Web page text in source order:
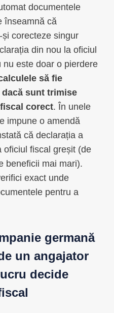
documentele
înseamnă că
corecteze singur
din nou la oficiul
este doar o pierdere
să fie
sunt trimise
corect. În unele
impune o amendă
că declarația a
oficiul fiscal greșit (de
beneficii mai mari).
exact unde
pentru a
germană
un angajator
decide